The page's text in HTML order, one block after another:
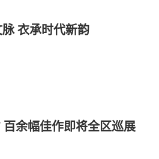
衣承时代新韵
余幅佳作即将全区巡展